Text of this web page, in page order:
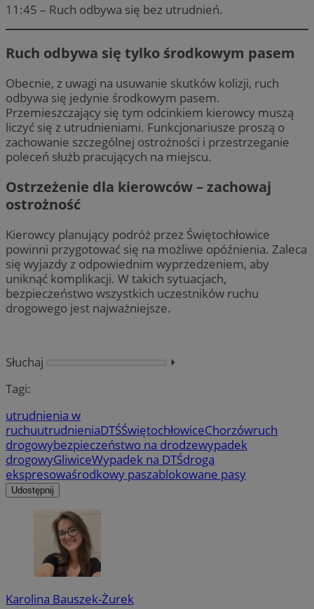
11:45 – Ruch odbywa się bez utrudnień.
Ruch odbywa się tylko środkowym pasem
Obecnie, z uwagi na usuwanie skutków kolizji, ruch
odbywa się jedynie środkowym pasem.
Przemieszczający się tym odcinkiem kierowcy muszą
liczyć się z utrudnieniami. Funkcjonariusze proszą o
zachowanie szczególnej ostrożności i przestrzeganie
poleceń służb pracujących na miejscu.
Ostrzeżenie dla kierowców – zachowaj
ostrożność
Kierowcy planujący podróż przez Świętochłowice
powinni przygotować się na możliwe opóźnienia. Zaleca
się wyjazdy z odpowiednim wyprzedzeniem, aby
uniknąć komplikacji. W takich sytuacjach,
bezpieczeństwo wszystkich uczestników ruchu
drogowego jest najważniejsze.
Słuchaj
⏵︎
Tagi:
utrudnienia w
ruchuutrudnieniaDTŚŚwiętochłowiceChorzówruch
drogowybezpieczeństwo na drodzewypadek
drogowyGliwiceWypadek na DTŚdroga
ekspresowaśrodkowy paszablokowane pasy
Udostępnij
Karolina Bauszek-Żurek